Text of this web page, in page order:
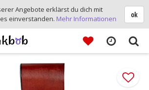
ok
Angebote erklärst du dich mit
einverstanden. Mehr Informationen